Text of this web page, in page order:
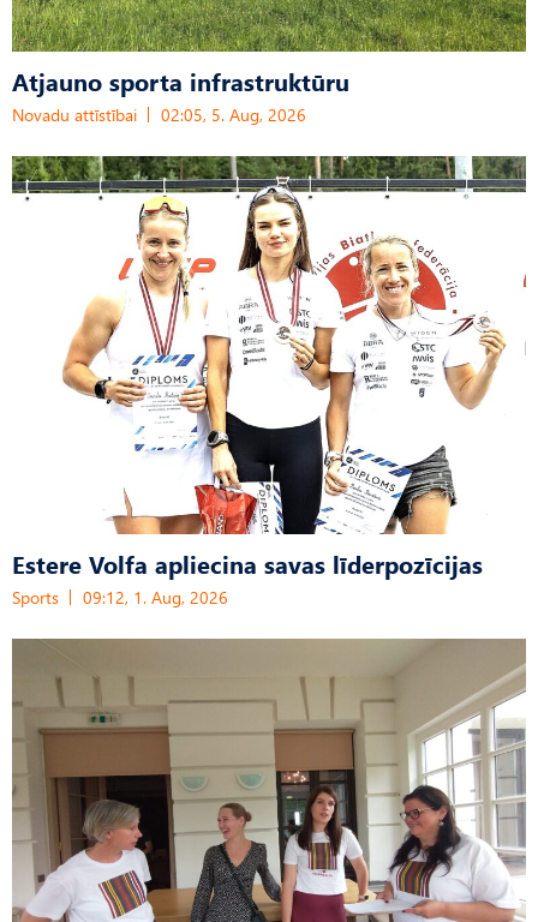
Atjauno sporta infrastruktūru
Novadu attīstībai 02:05, 5. Aug, 2026
Estere Volfa apliecina savas līderpozīcijas
Sports 09:12, 1. Aug, 2026